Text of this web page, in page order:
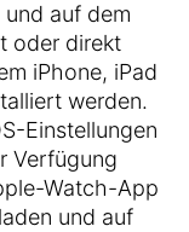
und auf dem
oder direkt
iPhone, iPad
werden.
Einstellungen
Verfügung
Watch-App
und auf